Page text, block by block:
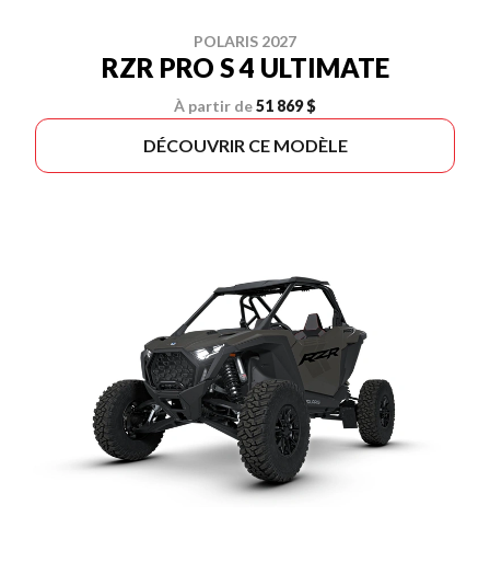
POLARIS 2027
RZR PRO S 4 ULTIMATE
À partir de51 869 $
DÉCOUVRIR CE MODÈLE